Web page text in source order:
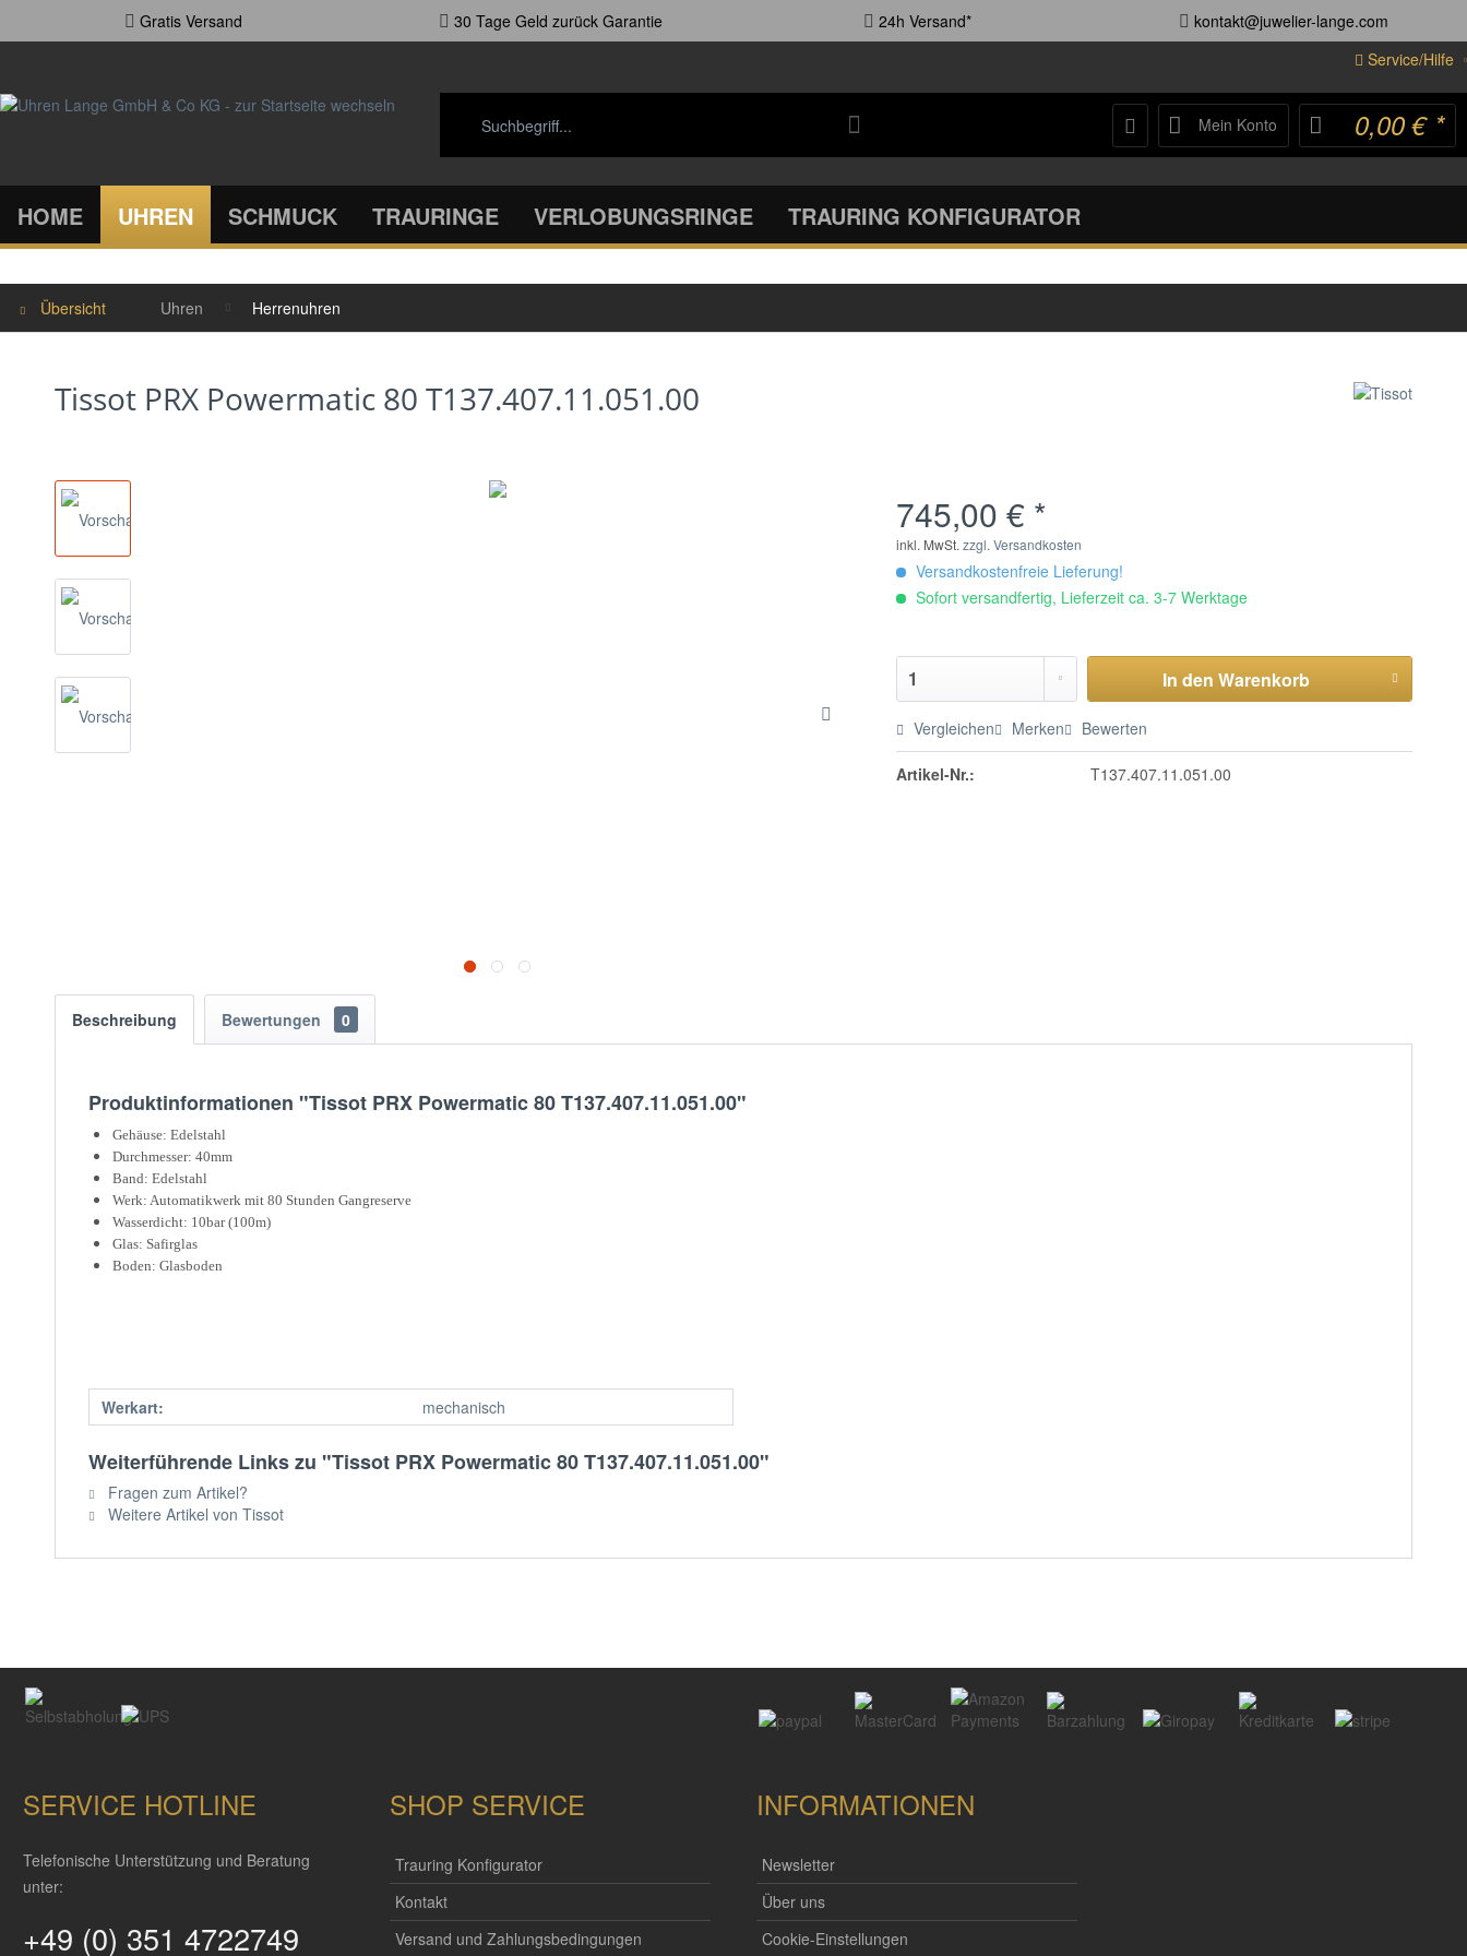
Gratis Versand 30 Tage Geld zurück Garantie 24h Versand*
kontakt@juwelier-lange.com
Service/Hilfe
Mein Konto 0,00 € *
HOME UHREN SCHMUCK TRAURINGE VERLOBUNGSRINGE TRAURING KONFIGURATOR
Übersicht Uhren Herrenuhren
Tissot PRX Powermatic 80 T137.407.11.051.00
745,00 € *
inkl. MwSt.zzgl. Versandkosten
Versandkostenfreie Lieferung!
Sofort versandfertig, Lieferzeit ca. 3-7 Werktage
In den Warenkorb
Vergleichen Merken Bewerten
Artikel-Nr.: T137.407.11.051.00
Beschreibung Bewertungen 0
Produktinformationen "Tissot PRX Powermatic 80 T137.407.11.051.00"
Gehäuse: Edelstahl
Durchmesser: 40mm
Band: Edelstahl
Werk: Automatikwerk mit 80 Stunden Gangreserve
Wasserdicht: 10bar (100m)
Glas: Safirglas
Boden: Glasboden
Werkart: mechanisch
Weiterführende Links zu "Tissot PRX Powermatic 80 T137.407.11.051.00"
Fragen zum Artikel?
Weitere Artikel von Tissot
SERVICE HOTLINE
Telefonische Unterstützung und Beratung
unter:
+49 (0) 351 4722749
SHOP SERVICE
Trauring Konfigurator
Kontakt
Versand und Zahlungsbedingungen
INFORMATIONEN
Newsletter
Über uns
Cookie-Einstellungen